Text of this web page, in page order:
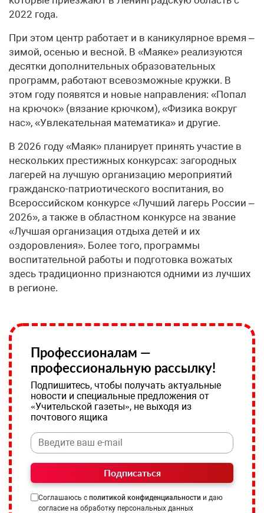
2022 года.
При этом центр работает и в каникулярное время –
зимой, осенью и весной. В «Маяке» реализуются
десятки дополнительных образовательных
программ, работают всевозможные кружки. В
этом году появятся и новые направления: «Попал
на крючок» (вязание крючком), «Физика вокруг
нас», «Увлекательная математика» и другие.
В 2026 году «Маяк» планирует принять участие в
нескольких престижных конкурсах: загородных
лагерей на лучшую организацию мероприятий
гражданско-патриотического воспитания, во
Всероссийском конкурсе «Лучший лагерь России –
2026», а также в областном конкурсе на звание
«Лучшая организация отдыха детей и их
оздоровления». Более того, программы
воспитательной работы и подготовка вожатых
здесь традиционно признаются одними из лучших
в регионе.
Профессионалам —
профессиональную рассылку!
Подпишитесь, чтобы получать актуальные
новости и специальные предложения от
«Учительской газеты», не выходя из
почтового ящика
Подписаться
Соглашаюсь с политикой конфиденциальности и даю
согласие на обработку персональных данных